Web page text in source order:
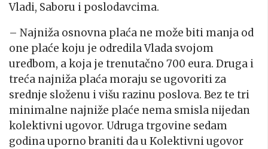
Vladi, Saboru i poslodavcima.
– Najniža osnovna plaća ne može biti manja od
one plaće koju je odredila Vlada svojom
uredbom, a koja je trenutačno 700 eura. Druga i
treća najniža plaća moraju se ugovoriti za
srednje složenu i višu razinu poslova. Bez te tri
minimalne najniže plaće nema smisla nijedan
kolektivni ugovor. Udruga trgovine sedam
godina uporno braniti da u Kolektivni ugovor